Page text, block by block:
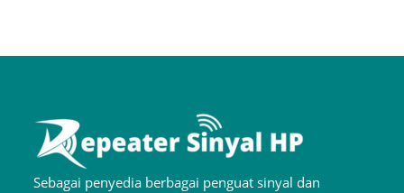
Sebagai penyedia berbagai penguat sinyal dan